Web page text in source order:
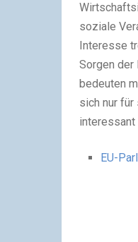
soziale
Interesse
Sorgen der
bedeuten
sich nur
interessant
EU-